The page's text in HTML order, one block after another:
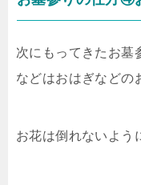
次にもってきたお墓
などはおはぎなどの
お花は倒れないよう